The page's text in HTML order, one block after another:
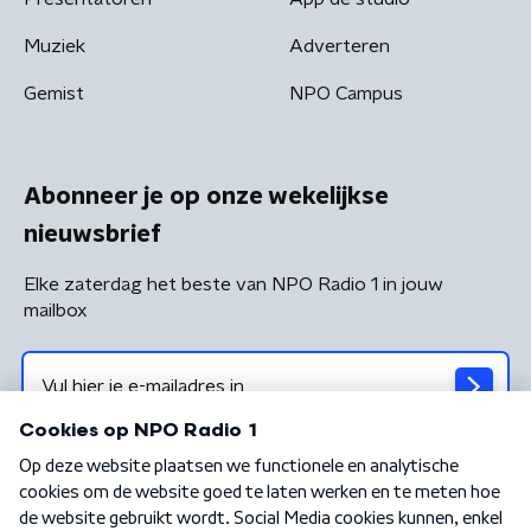
Muziek
Gemist
Adverteren
NPO Campus
Abonneer je op onze wekelijkse
nieuwsbrief
Elke zaterdag het beste van NPO Radio 1 in jouw
mailbox